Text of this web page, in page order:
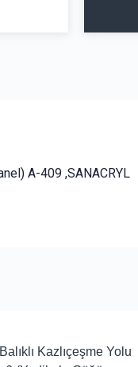
A-409 ,SANACRYL
Balıklı Kazlıçeşme Yolu